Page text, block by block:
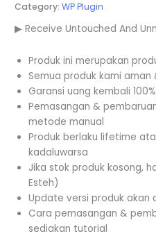
Category:WP Plugin
▶ Receive Untouched And
Produk ini merupakan
Semua produk kami
Garansi uang kembali
Pemasangan &
metode manual
Produk berlaku lifetime
kadaluwarsa
Jika stok produk kosong,
Esteh)
Update versi produk akan
Cara pemasangan &
sediakan tutorial